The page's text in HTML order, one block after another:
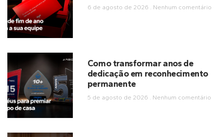
6 de agosto de 2026 Nenhum comentário
Como transformar anos de
dedicação em reconhecimento
permanente
5 de agosto de 2026 Nenhum comentário